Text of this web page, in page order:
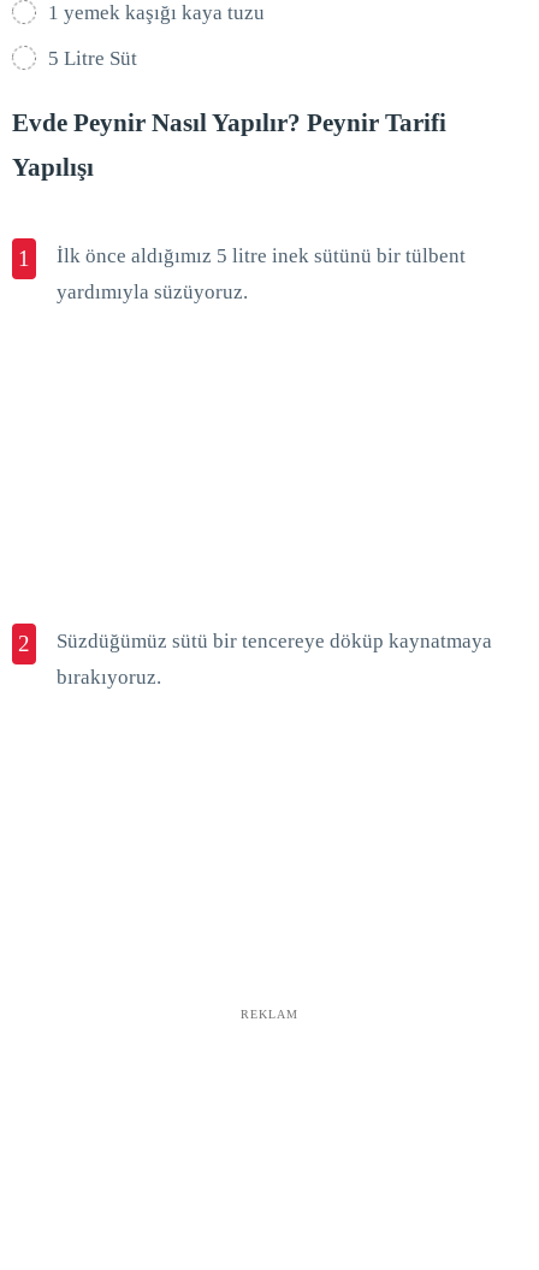
1 yemek kaşığı kaya tuzu
5 Litre Süt
Evde Peynir Nasıl Yapılır? Peynir Tarifi
Yapılışı
1
İlk önce aldığımız 5 litre inek sütünü bir tülbent
yardımıyla süzüyoruz.
2
Süzdüğümüz sütü bir tencereye döküp kaynatmaya
bırakıyoruz.
REKLAM